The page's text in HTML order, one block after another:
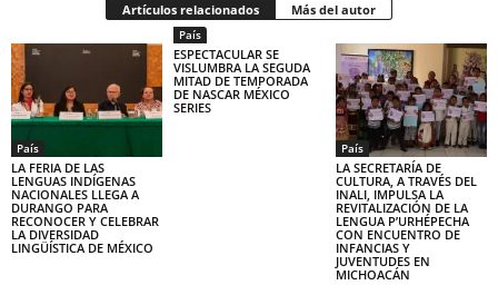
Artículos relacionados Más del autor
País
LA FERIA DE LAS
LENGUAS INDÍGENAS
NACIONALES LLEGA A
DURANGO PARA
RECONOCER Y CELEBRAR
LA DIVERSIDAD
LINGÜÍSTICA DE MÉXICO
País
ESPECTACULAR SE
VISLUMBRA LA SEGUDA
MITAD DE TEMPORADA
DE NASCAR MÉXICO
SERIES
País
LA SECRETARÍA DE
CULTURA, A TRAVÉS DEL
INALI, IMPULSA LA
REVITALIZACIÓN DE LA
LENGUA P’URHÉPECHA
CON ENCUENTRO DE
INFANCIAS Y
JUVENTUDES EN
MICHOACÁN